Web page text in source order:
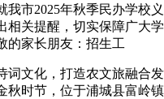
我市2025年秋季民办学校
相关提醒，切实保障广大学
的家长朋友：招生工
词文化，打造农文旅融合
秋时节，位于浦城县富岭